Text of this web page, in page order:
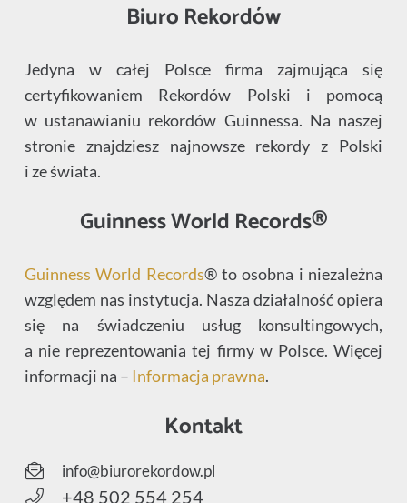
Biuro Rekordów
Jedyna w całej Polsce firma zajmująca się
certyfikowaniem Rekordów Polski i pomocą
w ustanawianiu rekordów Guinnessa. Na naszej
stronie znajdziesz najnowsze rekordy z Polski
i ze świata.
Guinness World Records®
Guinness World Records® to osobna i niezależna
względem nas instytucja. Nasza działalność opiera
się na świadczeniu usług konsultingowych,
a nie reprezentowania tej firmy w Polsce. Więcej
informacji na – Informacja prawna.
Kontakt
info@biurorekordow.pl
+48 502 554 254